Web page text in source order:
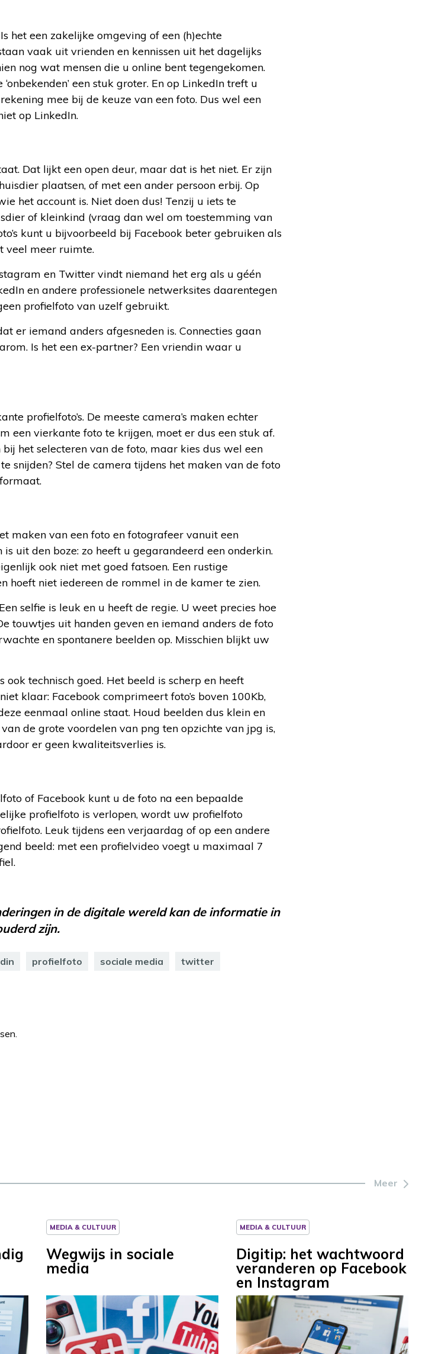
het een zakelijke omgeving of een (h)echte
vaak uit vrienden en kennissen uit het dagelijks
nog wat mensen die u online bent tegengekomen.
een stuk groter. En op LinkedIn treft u
mee bij de keuze van een foto. Dus wel een
op LinkedIn.
Dat lijkt een open deur, maar dat is het niet. Er zijn
plaatsen, of met een ander persoon erbij. Op
het account is. Niet doen dus! Tenzij u iets te
of kleinkind (vraag dan wel om toestemming van
kunt u bijvoorbeeld bij Facebook beter gebruiken als
veel meer ruimte.
en Twitter vindt niemand het erg als u géén
en andere professionele netwerksites daarentegen
profielfoto van uzelf gebruikt.
er iemand anders afgesneden is. Connecties gaan
Is het een ex-partner? Een vriendin waar u
profielfoto’s. De meeste camera’s maken echter
een vierkante foto te krijgen, moet er dus een stuk af.
het selecteren van de foto, maar kies dus wel een
snijden? Stel de camera tijdens het maken van de foto
maken van een foto en fotografeer vanuit een
uit den boze: zo heeft u gegarandeerd een onderkin.
ook niet met goed fatsoen. Een rustige
hoeft niet iedereen de rommel in de kamer te zien.
selfie is leuk en u heeft de regie. U weet precies hoe
touwtjes uit handen geven en iemand anders de foto
en spontanere beelden op. Misschien blijkt uw
technisch goed. Het beeld is scherp en heeft
klaar: Facebook comprimeert foto’s boven 100Kb,
eenmaal online staat. Houd beelden dus klein en
de grote voordelen van png ten opzichte van jpg is,
er geen kwaliteitsverlies is.
of Facebook kunt u de foto na een bepaalde
profielfoto is verlopen, wordt uw profielfoto
Leuk tijdens een verjaardag of op een andere
beeld: met een profielvideo voegt u maximaal 7
in de digitale wereld kan de informatie in
zijn.
profielfoto sociale media twitter
Meer
MEDIA & CULTUUR
Wegwijs in sociale
media
MEDIA & CULTUUR
Digitip: het wachtwoord
veranderen op Facebook
en Instagram